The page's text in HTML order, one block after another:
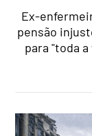
Ex-
pensão
para "toda